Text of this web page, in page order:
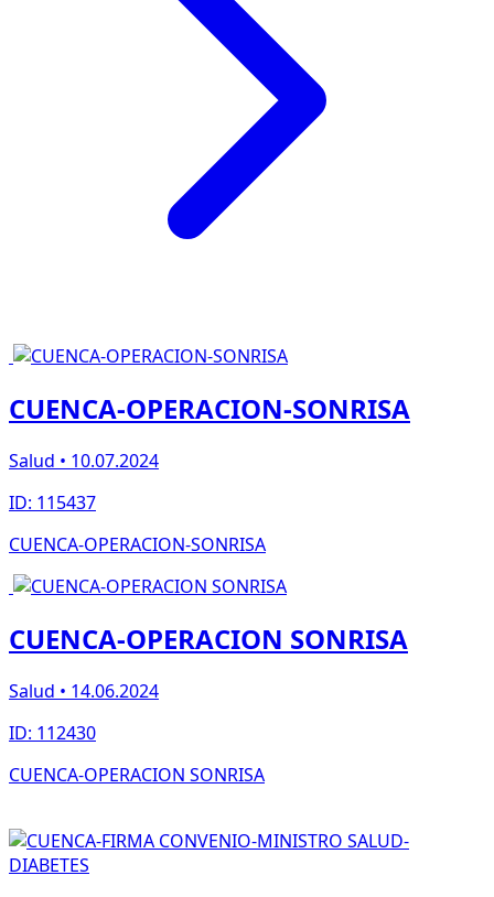
CUENCA-OPERACION-SONRISA
Salud • 10.07.2024
ID: 115437
CUENCA-OPERACION-SONRISA
CUENCA-OPERACION SONRISA
Salud • 14.06.2024
ID: 112430
CUENCA-OPERACION SONRISA